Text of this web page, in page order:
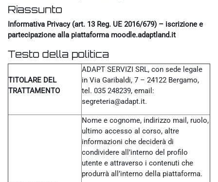
Riassunto
Informativa Privacy (art. 13 Reg. UE 2016/679) – iscrizione e
partecipazione alla piattaforma moodle.adaptland.it
Testo della politica
TITOLARE DEL
TRATTAMENTO
ADAPT SERVIZI SRL, con sede legale
in Via Garibaldi, 7 – 24122 Bergamo,
tel. 035 248239, email:
segreteria@adapt.it.
Nome e cognome, indirizzo mail, ruolo,
ultimo accesso al corso, altre
informazioni che deciderà di
condividere all’interno del profilo
utente e attraverso i contenuti che
produrrà all’interno della piattaforma.